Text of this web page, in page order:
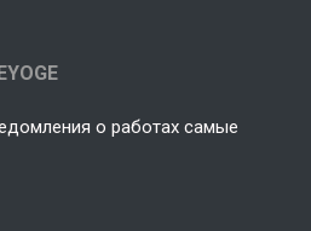
о работах самые